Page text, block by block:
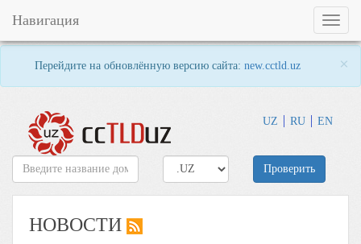
Перейдите на обновлённую версию сайта: new.cctld.uz ×
UZ RU EN
Toggle
Навигация
Проверить
НОВОСТИ